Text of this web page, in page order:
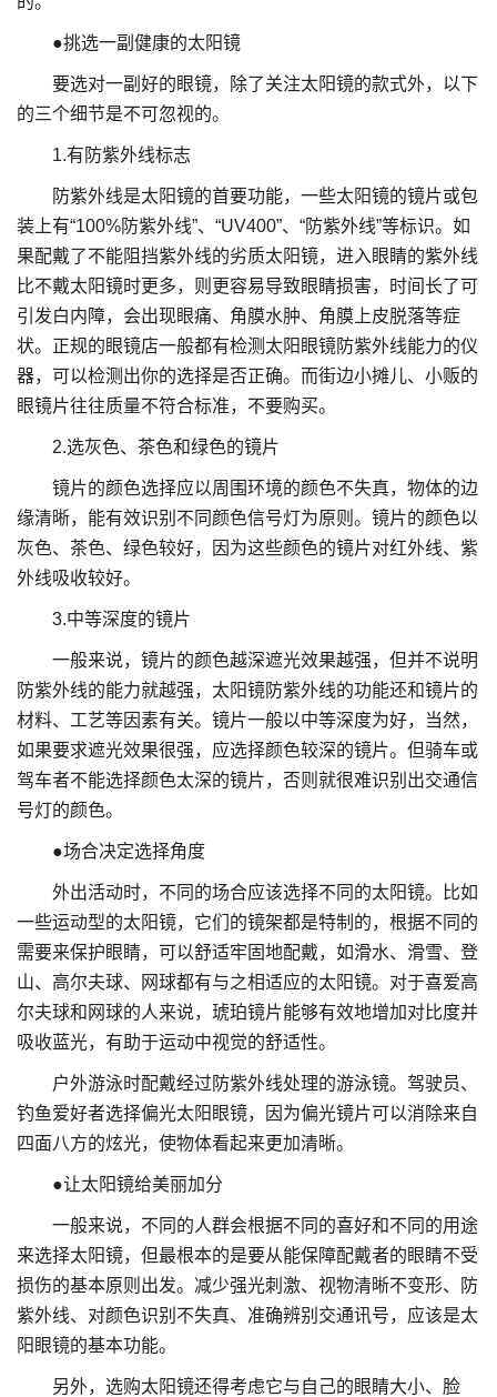
●挑选一副健康的太阳镜
要选对一副好的眼镜，除了关注太阳镜的款式外，以下
的三个细节是不可忽视的。
1.有防紫外线标志
防紫外线是太阳镜的首要功能，一些太阳镜的镜片或包
装上有“100%防紫外线”、“UV400”、“防紫外线”等标识。如
果配戴了不能阻挡紫外线的劣质太阳镜，进入眼睛的紫外线
比不戴太阳镜时更多，则更容易导致眼睛损害，时间长了可
引发白内障，会出现眼痛、角膜水肿、角膜上皮脱落等症
状。正规的眼镜店一般都有检测太阳眼镜防紫外线能力的仪
器，可以检测出你的选择是否正确。而街边小摊儿、小贩的
眼镜片往往质量不符合标准，不要购买。
2.选灰色、茶色和绿色的镜片
镜片的颜色选择应以周围环境的颜色不失真，物体的边
缘清晰，能有效识别不同颜色信号灯为原则。镜片的颜色以
灰色、茶色、绿色较好，因为这些颜色的镜片对红外线、紫
外线吸收较好。
3.中等深度的镜片
一般来说，镜片的颜色越深遮光效果越强，但并不说明
防紫外线的能力就越强，太阳镜防紫外线的功能还和镜片的
材料、工艺等因素有关。镜片一般以中等深度为好，当然，
如果要求遮光效果很强，应选择颜色较深的镜片。但骑车或
驾车者不能选择颜色太深的镜片，否则就很难识别出交通信
号灯的颜色。
●场合决定选择角度
外出活动时，不同的场合应该选择不同的太阳镜。比如
一些运动型的太阳镜，它们的镜架都是特制的，根据不同的
需要来保护眼睛，可以舒适牢固地配戴，如滑水、滑雪、登
山、高尔夫球、网球都有与之相适应的太阳镜。对于喜爱高
尔夫球和网球的人来说，琥珀镜片能够有效地增加对比度并
吸收蓝光，有助于运动中视觉的舒适性。
户外游泳时配戴经过防紫外线处理的游泳镜。驾驶员、
钓鱼爱好者选择偏光太阳眼镜，因为偏光镜片可以消除来自
四面八方的炫光，使物体看起来更加清晰。
●让太阳镜给美丽加分
一般来说，不同的人群会根据不同的喜好和不同的用途
来选择太阳镜，但最根本的是要从能保障配戴者的眼睛不受
损伤的基本原则出发。减少强光刺激、视物清晰不变形、防
紫外线、对颜色识别不失真、准确辨别交通讯号，应该是太
阳眼镜的基本功能。
另外，选购太阳镜还得考虑它与自己的眼睛大小、脸